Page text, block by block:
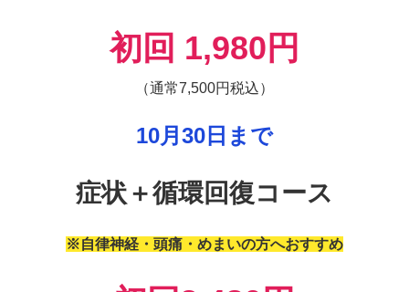
初回 1,980円
（通常7,500円税込）
10月30日まで
症状＋循環回復コース
※自律神経・頭痛・めまいの方へおすすめ